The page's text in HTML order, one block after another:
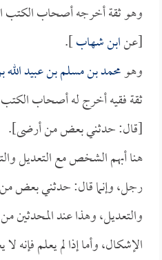
وهو ثقة أخرجه أصحاب الكتب
[عنابن شهاب].
وهومحمد بن مسلم بن عبيد
ثقة فقيه أخرج له أصحاب
[قال: حدثني بعض من أرضى].
هنا أبهم الشخص مع التعديل
رجل، وإنما قال: حدثني بعض من
والتعديل، وهذا عند المحدثين
الإشكال، وأما إذا لم يعلم فإنه